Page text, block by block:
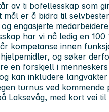
av ti bofellesskap som
er å bidra til
engasjerte
har vi nå ledig en
kompetanse innen
og søker
en forskjell i
kan inkludere
turnus ved kommende
Laksevåg, med kort vei